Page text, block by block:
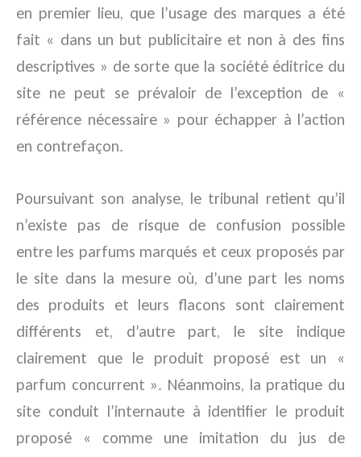
en premier lieu, que l’usage des marques a été
fait « dans un but publicitaire et non à des fins
descriptives » de sorte que la société éditrice du
site ne peut se prévaloir de l’exception de «
référence nécessaire » pour échapper à l’action
en contrefaçon.
Poursuivant son analyse, le tribunal retient qu’il
n’existe pas de risque de confusion possible
entre les parfums marqués et ceux proposés par
le site dans la mesure où, d’une part les noms
des produits et leurs flacons sont clairement
différents et, d’autre part, le site indique
clairement que le produit proposé est un «
parfum concurrent ». Néanmoins, la pratique du
site conduit l’internaute à identifier le produit
proposé « comme une imitation du jus de